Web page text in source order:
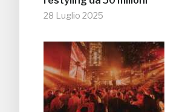
28 Luglio 2025